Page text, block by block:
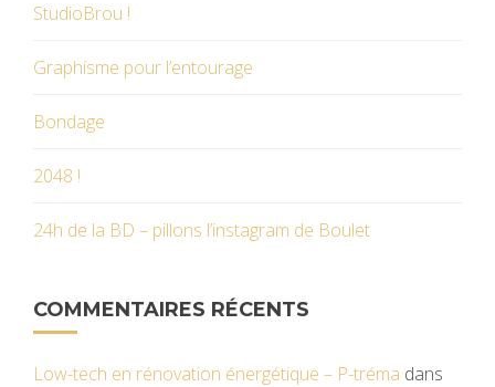
StudioBrou !
Graphisme pour l’entourage
Bondage
2048 !
24h de la BD – pillons l’instagram de Boulet
COMMENTAIRES RÉCENTS
Low-tech en rénovation énergétique – P-tréma dans